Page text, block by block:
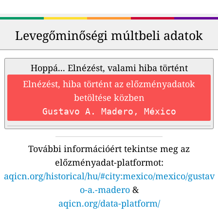
Levegőminőségi múltbeli adatok
Hoppá... Elnézést, valami hiba történt
Elnézést, hiba történt az előzményadatok
betöltése közben
Gustavo A. Madero, México
További információért tekintse meg az
előzményadat-platformot:
aqicn.org/historical/hu/#city:mexico/mexico/gustav
o-a.-madero&
aqicn.org/data-platform/